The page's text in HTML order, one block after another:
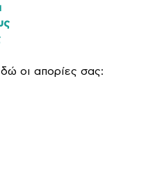
οι απορίες σας: